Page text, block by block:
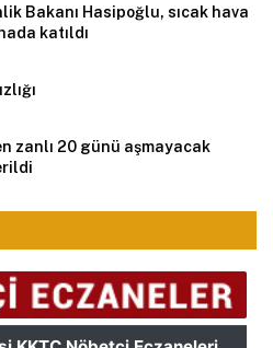
Bakanı Hasipoğlu, sıcak hava
katıldı
zanlı 20 günü aşmayacak